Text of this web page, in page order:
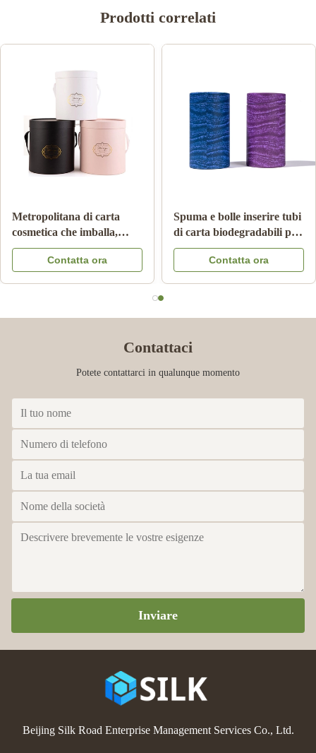
Prodotti correlati
Il cilindro ha ondulato la
metropolitana di carta
Pantone che stampa Matte
Lamination innocuo per i
Contatta ora
Imballaggio per alimenti
della metropolitana della
carta del cartone con il
colore Logo Embossed del
Contatta ora
Contattaci
Potete contattarci in qualunque momento
Inviare
Beijing Silk Road Enterprise Management Services Co., Ltd.